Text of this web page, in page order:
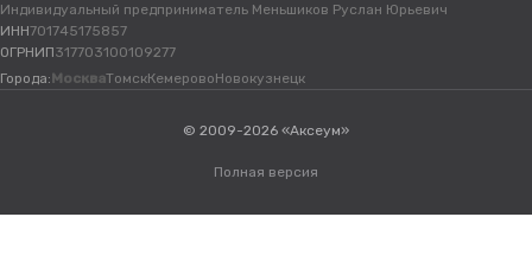
Индивидуальный предприниматель Меньшиков Руслан Юрьевич
ИНН701745175857
ОГРНИП317703100109277
Города: МоскваТомскКемеровоНовокузнецк
© 2009-2026 «Аксеум»
Полная версия